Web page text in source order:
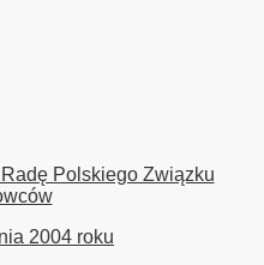
Polskiego Związku
2004 roku